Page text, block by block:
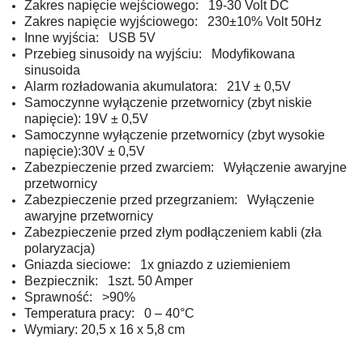
Zakres napięcie wejściowego: 19-30 Volt DC
Zakres napięcie wyjściowego: 230±10% Volt 50Hz
Inne wyjścia: USB 5V
Przebieg sinusoidy na wyjściu: Modyfikowana
sinusoida
Alarm rozładowania akumulatora: 21V ± 0,5V
Samoczynne wyłączenie przetwornicy (zbyt niskie
napięcie): 19V ± 0,5V
Samoczynne wyłączenie przetwornicy (zbyt wysokie
napięcie):30V ± 0,5V
Zabezpieczenie przed zwarciem: Wyłączenie awaryjne
przetwornicy
Zabezpieczenie przed przegrzaniem: Wyłączenie
awaryjne przetwornicy
Zabezpieczenie przed złym podłączeniem kabli (zła
polaryzacja)
Gniazda sieciowe: 1x gniazdo z uziemieniem
Bezpiecznik: 1szt. 50 Amper
Sprawność: >90%
Temperatura pracy: 0 – 40°C
Wymiary: 20,5 x 16 x 5,8 cm